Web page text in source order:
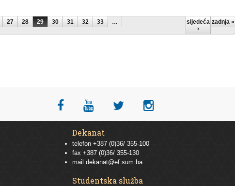
27 28 29 30 31 32 33 …
sljedeća
›
zadnja »
Dekanat
telefon +387 (0)36/ 355-100
fax +387 (0)36/ 355-130
mail dekanat@ef.sum.ba
Studentska služba